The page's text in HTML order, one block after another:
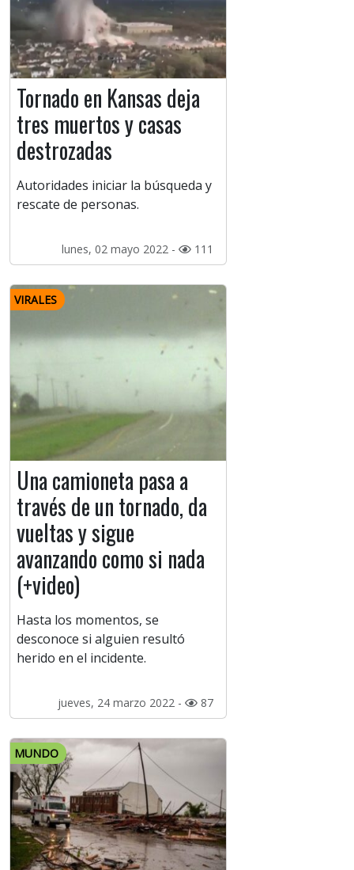
Tornado en Kansas deja
tres muertos y casas
destrozadas
Autoridades iniciar la búsqueda y
rescate de personas.
lunes, 02 mayo 2022 - 111
VIRALES
Una camioneta pasa a
través de un tornado, da
vueltas y sigue
avanzando como si nada
(+video)
Hasta los momentos, se
desconoce si alguien resultó
herido en el incidente.
jueves, 24 marzo 2022 - 87
MUNDO